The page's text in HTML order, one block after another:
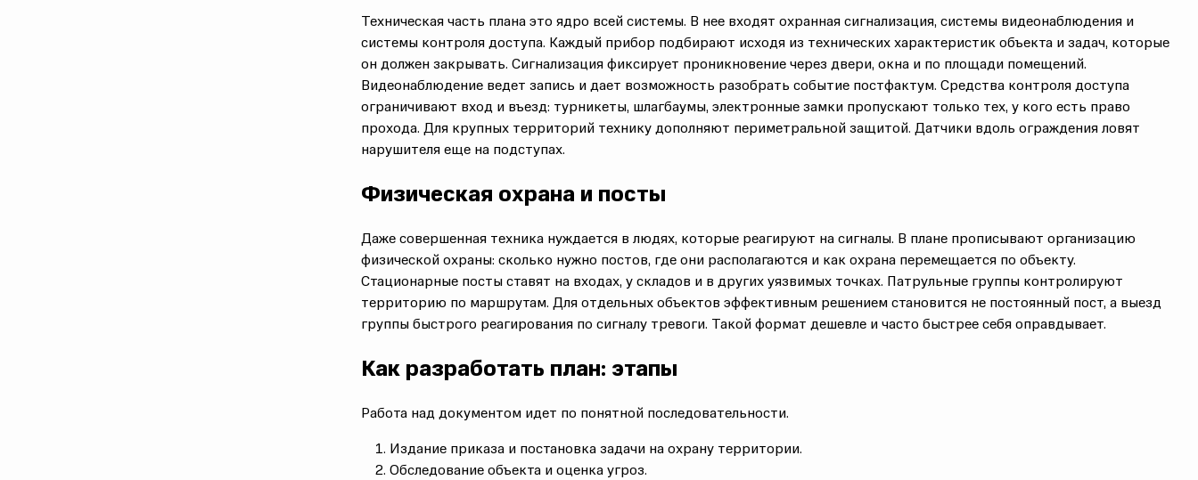
Техническая часть плана это ядро всей системы. В нее входят охранная сигнализация, системы видеонаблюдения и
системы контроля доступа. Каждый прибор подбирают исходя из технических характеристик объекта и задач, которые
он должен закрывать. Сигнализация фиксирует проникновение через двери, окна и по площади помещений.
Видеонаблюдение ведет запись и дает возможность разобрать событие постфактум. Средства контроля доступа
ограничивают вход и въезд: турникеты, шлагбаумы, электронные замки пропускают только тех, у кого есть право
прохода. Для крупных территорий технику дополняют периметральной защитой. Датчики вдоль ограждения ловят
нарушителя еще на подступах.
Физическая охрана и посты
Даже совершенная техника нуждается в людях, которые реагируют на сигналы. В плане прописывают организацию
физической охраны: сколько нужно постов, где они располагаются и как охрана перемещается по объекту.
Стационарные посты ставят на входах, у складов и в других уязвимых точках. Патрульные группы контролируют
территорию по маршрутам. Для отдельных объектов эффективным решением становится не постоянный пост, а выезд
группы быстрого реагирования по сигналу тревоги. Такой формат дешевле и часто быстрее себя оправдывает.
Как разработать план: этапы
Работа над документом идет по понятной последовательности.
Издание приказа и постановка задачи на охрану территории.
Обследование объекта и оценка угроз.